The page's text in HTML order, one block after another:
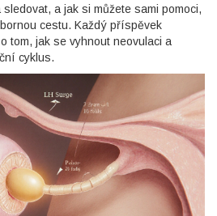
a jak si můžete sami pomoci,
cestu. Každý příspěvek
tom, jak se vyhnout neovulaci a
cyklus.